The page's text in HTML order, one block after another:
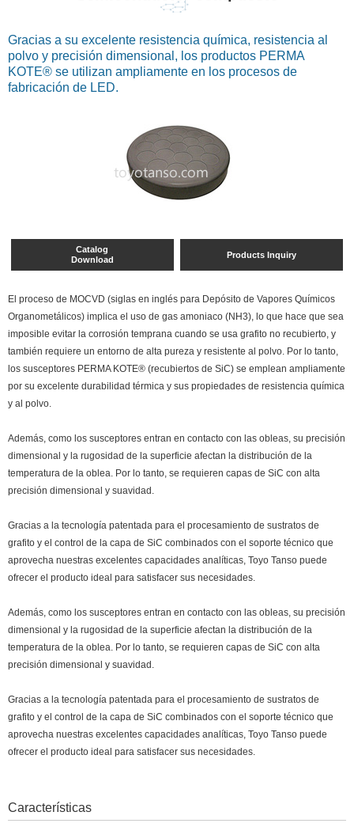
Gracias a su excelente resistencia química, resistencia al
polvo y precisión dimensional, los productos PERMA
KOTE® se utilizan ampliamente en los procesos de
fabricación de LED.
Catalog
Download
Products Inquiry
El proceso de MOCVD (siglas en inglés para Depósito de Vapores Químicos
Organometálicos) implica el uso de gas amoniaco (NH3), lo que hace que sea
imposible evitar la corrosión temprana cuando se usa grafito no recubierto, y
también requiere un entorno de alta pureza y resistente al polvo. Por lo tanto,
los susceptores PERMA KOTE® (recubiertos de SiC) se emplean ampliamente
por su excelente durabilidad térmica y sus propiedades de resistencia química
y al polvo.
Además, como los susceptores entran en contacto con las obleas, su precisión
dimensional y la rugosidad de la superficie afectan la distribución de la
temperatura de la oblea. Por lo tanto, se requieren capas de SiC con alta
precisión dimensional y suavidad.
Gracias a la tecnología patentada para el procesamiento de sustratos de
grafito y el control de la capa de SiC combinados con el soporte técnico que
aprovecha nuestras excelentes capacidades analíticas, Toyo Tanso puede
ofrecer el producto ideal para satisfacer sus necesidades.
Además, como los susceptores entran en contacto con las obleas, su precisión
dimensional y la rugosidad de la superficie afectan la distribución de la
temperatura de la oblea. Por lo tanto, se requieren capas de SiC con alta
precisión dimensional y suavidad.
Gracias a la tecnología patentada para el procesamiento de sustratos de
grafito y el control de la capa de SiC combinados con el soporte técnico que
aprovecha nuestras excelentes capacidades analíticas, Toyo Tanso puede
ofrecer el producto ideal para satisfacer sus necesidades.
Características